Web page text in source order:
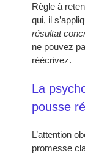
Règle à
qui, il
résultat
ne pouvez
réécrivez.
La
pousse
L’attention
promesse